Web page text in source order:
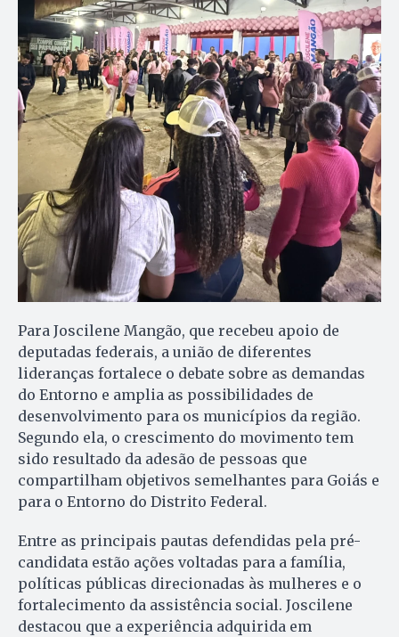
Para Joscilene Mangão, que recebeu apoio de
deputadas federais, a união de diferentes
lideranças fortalece o debate sobre as demandas
do Entorno e amplia as possibilidades de
desenvolvimento para os municípios da região.
Segundo ela, o crescimento do movimento tem
sido resultado da adesão de pessoas que
compartilham objetivos semelhantes para Goiás e
para o Entorno do Distrito Federal.
Entre as principais pautas defendidas pela pré-
candidata estão ações voltadas para a família,
políticas públicas direcionadas às mulheres e o
fortalecimento da assistência social. Joscilene
destacou que a experiência adquirida em